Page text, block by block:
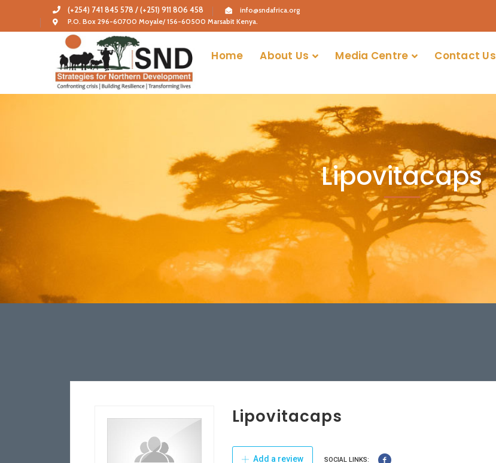
(+254) 741 845 578 / (+251) 911 806 458
info@sndafrica.org
P.O. Box 296-60700 Moyale/ 156-60500 Marsabit Kenya.
Home About Us Media Centre Contact Us
Lipovitacaps
Lipovitacaps
Add a review SOCIAL LINKS: